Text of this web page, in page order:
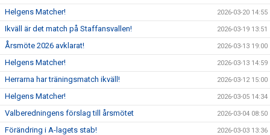
Helgens Matcher! 2026-03-20 14:55
Ikväll är det match på Staffansvallen! 2026-03-19 13:51
Årsmöte 2026 avklarat! 2026-03-13 19:00
Helgens Matcher! 2026-03-13 14:59
Herrarna har träningsmatch ikväll! 2026-03-12 15:00
Helgens Matcher! 2026-03-05 14:34
Valberedningens förslag till årsmötet 2026-03-04 08:50
Förändring i A-lagets stab! 2026-03-03 13:36